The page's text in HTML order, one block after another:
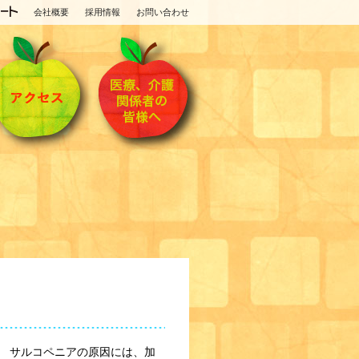
会社概要 採用情報 お問い合わせ
サルコペニアの原因には、加